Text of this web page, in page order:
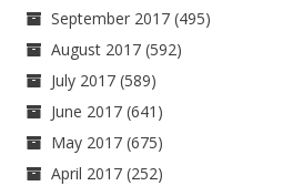
September 2017 (495)
August 2017 (592)
July 2017 (589)
June 2017 (641)
May 2017 (675)
April 2017 (252)